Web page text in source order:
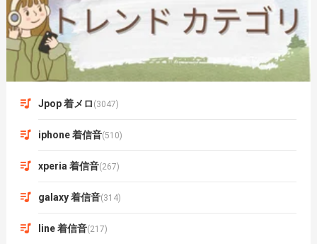
Jpop 着メロ (3047)
iphone 着信音(510)
xperia 着信音(267)
galaxy 着信音(314)
line 着信音(217)